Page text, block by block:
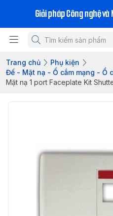
Giải pháp Công nghệ
Trang chủ
Phụ kiện
Đế - Mặt nạ - Ổ cắm mạng - Ổ
Mặt nạ 1 port Faceplate Kit